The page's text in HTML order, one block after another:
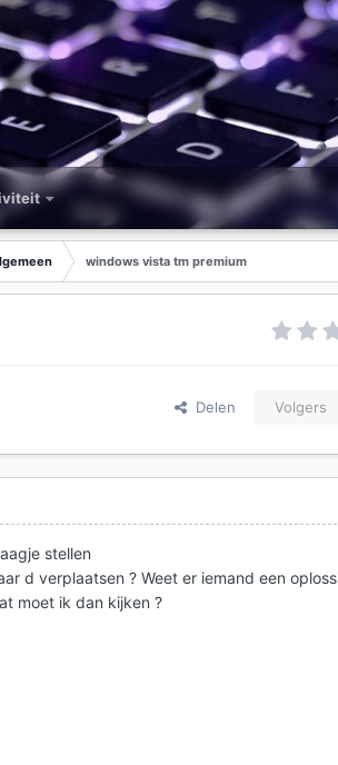
windows vista tm premium
Delen Volgers
stellen
d verplaatsen ? Weet er iemand een
moet ik dan kijken ?